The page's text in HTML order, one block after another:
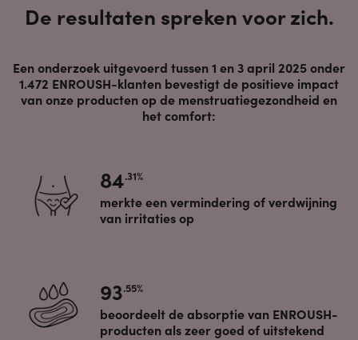
De resultaten spreken voor zich.
Een onderzoek uitgevoerd tussen 1 en 3 april 2025 onder
1.472 ENROUSH-klanten bevestigt de positieve impact
van onze producten op de menstruatiegezondheid en
het comfort:
84.31%
merkte een vermindering of verdwijning
van irritaties op
93.55%
beoordeelt de absorptie van ENROUSH-
producten als zeer goed of uitstekend